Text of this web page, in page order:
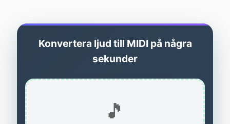
Konvertera ljud till MIDI på några
sekunder
🎵